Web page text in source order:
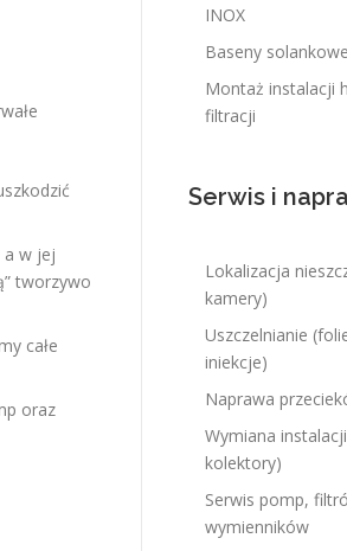
a w jej
tworzywo
całe
oraz
INOX
Baseny
Montaż instalacji
filtracji
Serwis i
Lokalizacja
kamery)
Uszczelnianie
iniekcje)
Naprawa
Wymiana
kolektory)
Serwis pomp,
wymienników